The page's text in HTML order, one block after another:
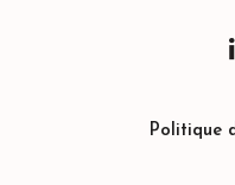
Politique